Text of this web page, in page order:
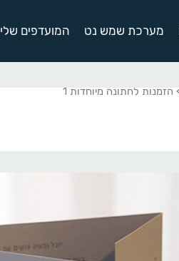
מערכת שמש נט המועדפים שלי
הזמנות לחתונה מיוחדות 1